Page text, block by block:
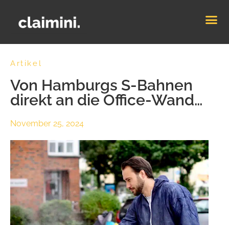
Artikel
Von Hamburgs S-Bahnen
direkt an die Office-Wand…
November 25, 2024